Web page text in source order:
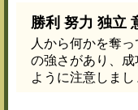
勝利 努力 独立
人から何かを奪
の強さがあり、
ように注意しまし